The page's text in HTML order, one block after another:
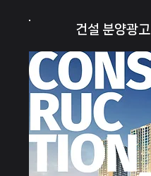
건설 분양광고